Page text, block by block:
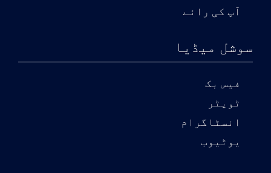
آپ کی رائے
سوشل میڈیا
فیس بک
ٹویٹر
انسٹاگرام
یوٹیوب